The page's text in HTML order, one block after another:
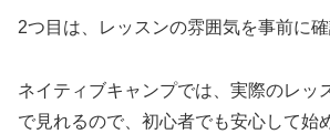
2つ目は、レッスンの雰囲気を事前に確
ネイティブキャンプでは、実際のレッ
で見れるので、初心者でも安心して始